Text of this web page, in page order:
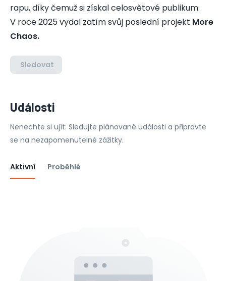
rapu, díky čemuž si získal celosvětové publikum.
V roce 2025 vydal zatím svůj poslední projekt More
Chaos.
Sledovat
Události
Nenechte si ujít: Sledujte plánované události a připravte
se na nezapomenutelné zážitky.
Aktivní Proběhlé